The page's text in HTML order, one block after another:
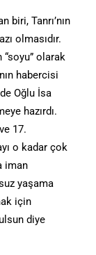
biri, Tanrı’nın
olmasıdır.
“soyu” olarak
habercisi
Oğlu İsa
hazırdı.
17.
o kadar çok
iman
yaşama
için
diye